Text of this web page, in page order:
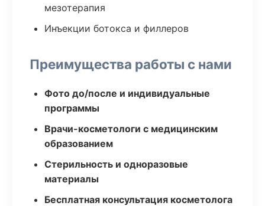
мезотерапия
Инъекции ботокса и филлеров
Преимущества работы с нами
Фото до/после и индивидуальные
программы
Врачи-косметологи с медицинским
образованием
Стерильность и одноразовые
материалы
Бесплатная консультация косметолога